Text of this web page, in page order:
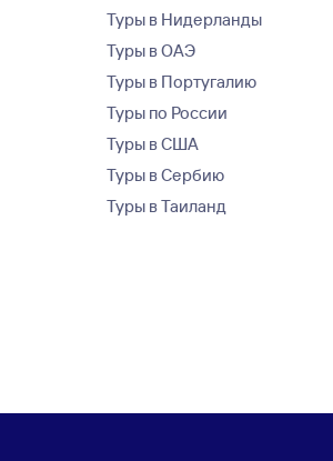
Туры в Нидерланды
Туры в ОАЭ
Туры в Португалию
Туры по России
Туры в США
Туры в Сербию
Туры в Таиланд